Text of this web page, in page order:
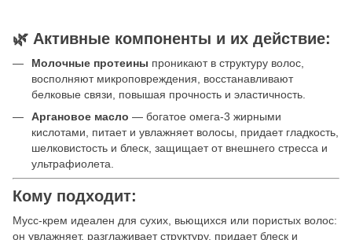
🌿 Активные компоненты и их действие:
Молочные протеины проникают в структуру волос,
восполняют микроповреждения, восстанавливают
белковые связи, повышая прочность и эластичность.
Аргановое масло — богатое омега-3 жирными
кислотами, питает и увлажняет волосы, придает гладкость,
шелковистость и блеск, защищает от внешнего стресса и
ультрафиолета.
Кому подходит:
Мусс-крем идеален для сухих, вьющихся или пористых волос:
он увлажняет, разглаживает структуру, придает блеск и